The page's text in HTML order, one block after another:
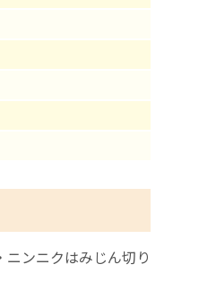
ンニクはみじん切り